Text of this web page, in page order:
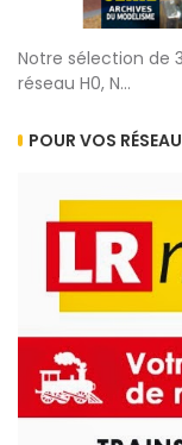
Notre sélection de
réseau H0, N...
POUR VOS